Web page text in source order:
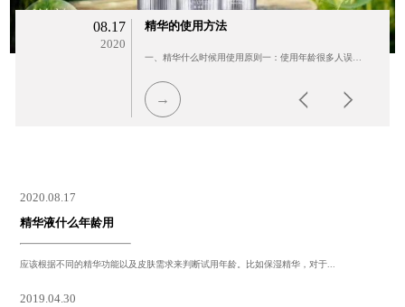
08.17
2020
精华的使用方法
→
2020.08.17
精华液什么年龄用
应该根据不同的精华功能以及皮肤需求来判断试用年龄。比如保湿精华，对于...
2019.04.30